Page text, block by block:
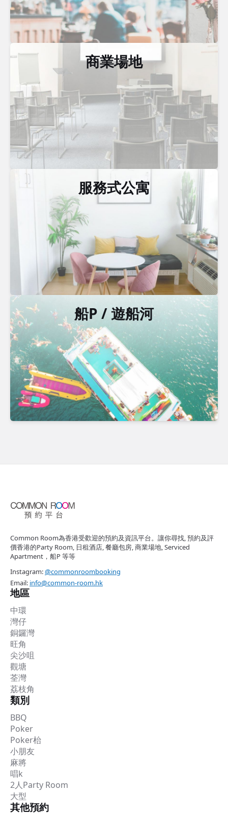
商業場地
服務式公寓
船P / 遊船河
Common Room為香港受歡迎的預約及資訊平台。讓你尋找, 預約及評
價香港的Party Room, 日租酒店, 餐廳包房, 商業場地, Serviced
Apartment，船P 等等
Instagram:@commonroombooking
Email: info@common-room.hk
地區
中環
灣仔
銅鑼灣
旺角
尖沙咀
觀塘
荃灣
荔枝角
類別
BBQ
Poker
Poker枱
小朋友
麻將
唱k
2人Party Room
大型
其他預約